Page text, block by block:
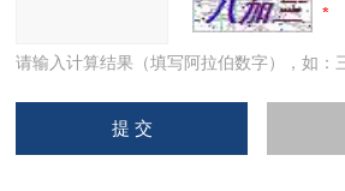
请输入计算结果（填写阿拉伯数字），如：